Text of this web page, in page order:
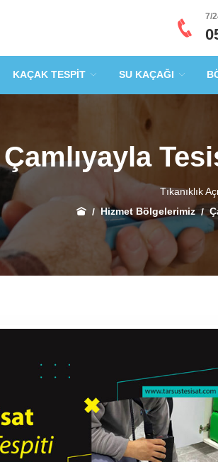
7/
KAÇAK TESPİT SU KAÇAĞI
Çamlıyayla
Tıkanıklık
Hizmet Bölgelerimiz